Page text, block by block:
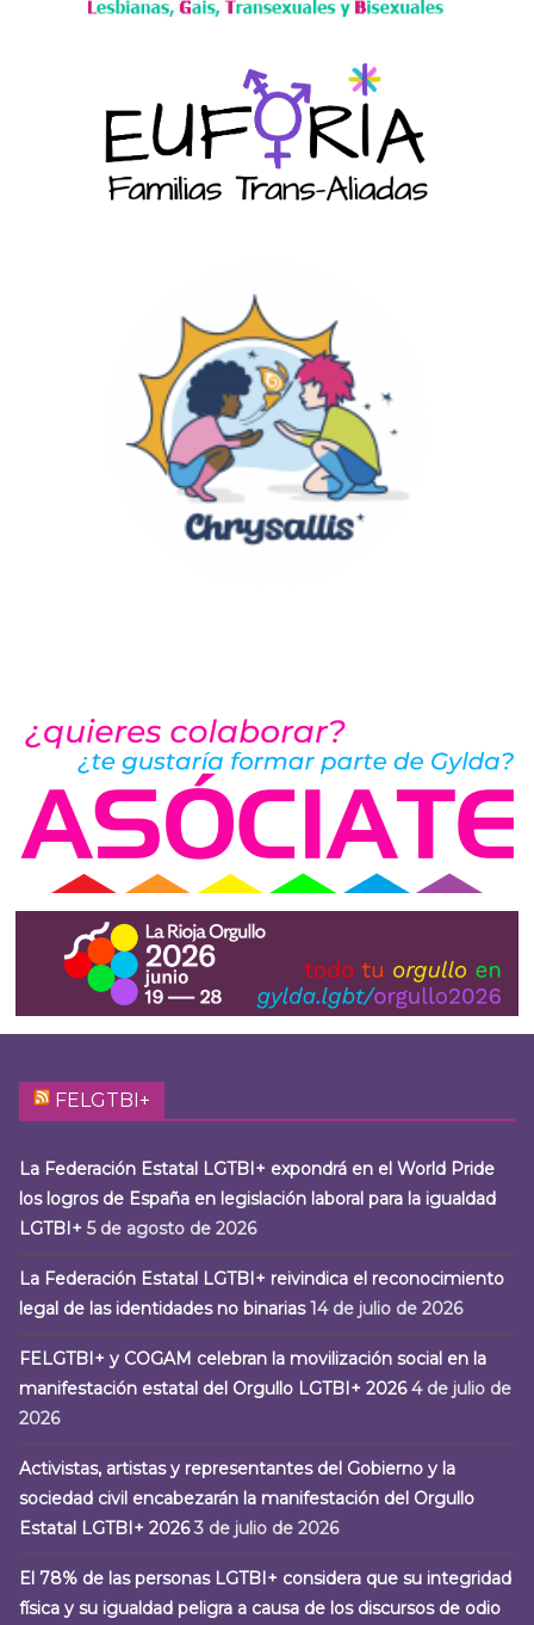
FELGTBI+
La Federación Estatal LGTBI+ expondrá en el World Pride
los logros de España en legislación laboral para la igualdad
LGTBI+ 5 de agosto de 2026
La Federación Estatal LGTBI+ reivindica el reconocimiento
legal de las identidades no binarias 14 de julio de 2026
FELGTBI+ y COGAM celebran la movilización social en la
manifestación estatal del Orgullo LGTBI+ 2026 4 de julio de
2026
Activistas, artistas y representantes del Gobierno y la
sociedad civil encabezarán la manifestación del Orgullo
Estatal LGTBI+ 2026 3 de julio de 2026
El 78% de las personas LGTBI+ considera que su integridad
física y su igualdad peligra a causa de los discursos de odio